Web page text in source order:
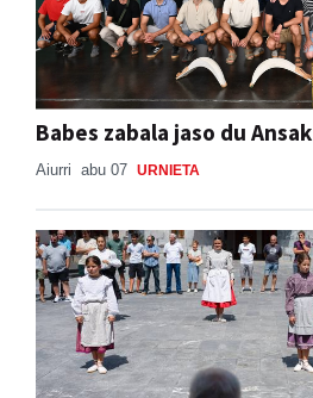
Babes zabala jaso du Ansak
Aiurri abu 07 URNIETA